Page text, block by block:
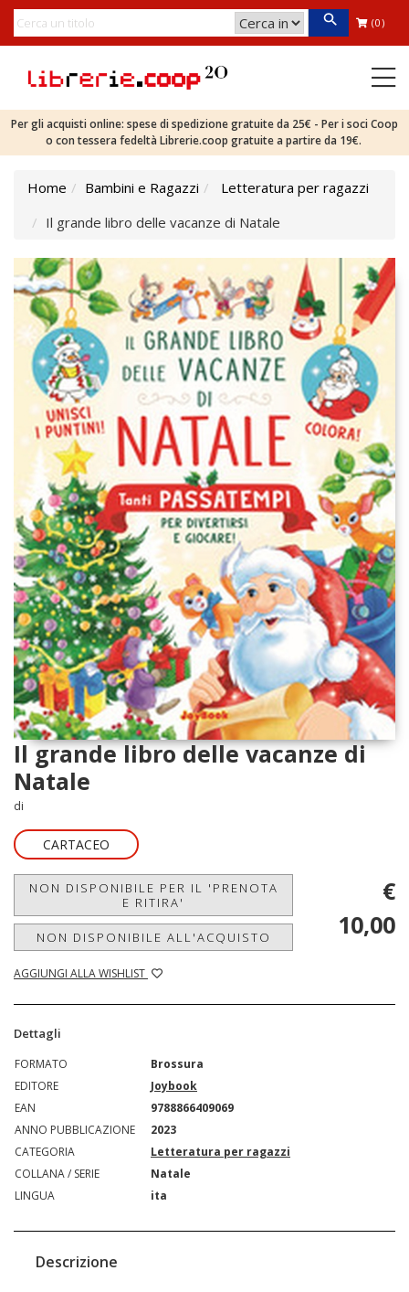
(0)
Per gli acquisti online: spese di spedizione gratuite da 25€ - Per i soci Coop
o con tessera fedeltà Librerie.coop gratuite a partire da 19€.
Home Bambini e Ragazzi
Letteratura per ragazzi
Il grande libro delle vacanze di Natale
Il grande libro delle vacanze di
Natale
di
CARTACEO
NON DISPONIBILE PER IL 'PRENOTA
E RITIRA'
NON DISPONIBILE ALL'ACQUISTO
AGGIUNGI ALLA WISHLIST
€
10,00
Dettagli
FORMATO
Brossura
EDITORE
Joybook
EAN
9788866409069
ANNO PUBBLICAZIONE
2023
CATEGORIA
Letteratura per ragazzi
COLLANA / SERIE
Natale
LINGUA
ita
Descrizione